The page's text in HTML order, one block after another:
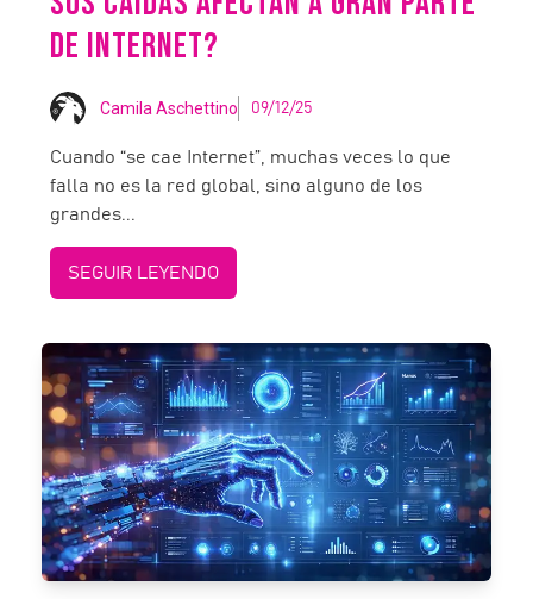
DE INTERNET?
Camila Aschettino 09/12/25
Cuando “se cae Internet”, muchas veces lo que
falla no es la red global, sino alguno de los
grandes...
SEGUIR LEYENDO